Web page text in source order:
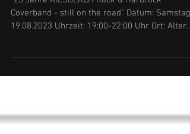
rockt den Lenneper Sommer
"25 Jahre KIESBERCH Rock & Hardrock
19.08.2023 Uhrzeit: 19:00-22:00 Uhr Ort: Alter...